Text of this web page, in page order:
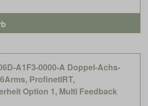
A1F3-0000-A Doppel-Achs-
ProfinetIRT,
Option 1, Multi Feedback